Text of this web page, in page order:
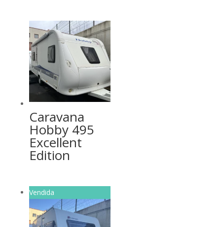
Caravana
Hobby 495
Excellent
Edition
Vendida